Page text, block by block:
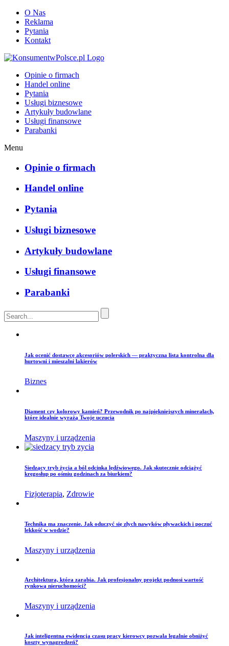
O Nas
Reklama
Pytania
Kontakt
Opinie o firmach
Handel online
Pytania
Usługi biznesowe
Artykuły budowlane
Usługi finansowe
Parabanki
Menu
Opinie o firmach
Handel online
Pytania
Usługi biznesowe
Artykuły budowlane
Usługi finansowe
Parabanki
Jak ocenić dostawcę akcesoriów polerskich — praktyczna lista kontrolna dla
hurtowni i mieszalni lakierów
Biznes
Diament czy kolorowy kamień? Przewodnik po najpiękniejszych minerałach,
które idealnie wyrażą Twoje uczucia
Maszyny i urządzenia
Siedzący tryb życia a ból odcinka lędźwiowego. Jak skutecznie odciążyć
kręgosłup po ośmiu godzinach za biurkiem?
Fizjoterapia, Zdrowie
Technika ma znaczenie. Jak oduczyć się złych nawyków pływackich i poczuć
lekkość w wodzie?
Maszyny i urządzenia
Architektura, która zarabia. Jak profesjonalny projekt podnosi wartość
rynkową nieruchomości?
Maszyny i urządzenia
Jak inteligentna ewidencja czasu pracy kierowcy pozwala legalnie obniżyć
koszty wynagrodzeń?